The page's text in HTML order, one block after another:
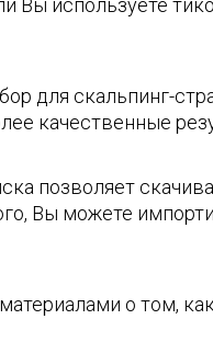
Вы используете
для скальпинг-
качественные
позволяет
Вы можете
о том,